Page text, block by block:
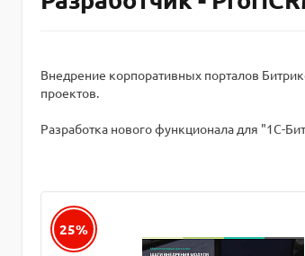
Внедрение корпоративных порталов
проектов.
Разработка нового функционала для "1С-
25%